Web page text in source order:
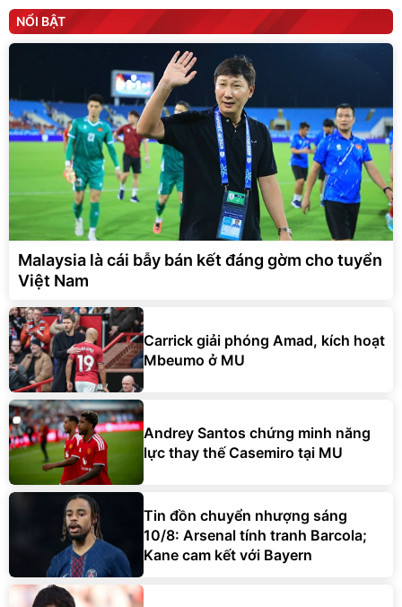
NỔI BẬT
Malaysia là cái bẫy bán kết đáng gờm cho tuyển
Việt Nam
Carrick giải phóng Amad, kích hoạt
Mbeumo ở MU
Andrey Santos chứng minh năng
lực thay thế Casemiro tại MU
Tin đồn chuyển nhượng sáng
10/8: Arsenal tính tranh Barcola;
Kane cam kết với Bayern